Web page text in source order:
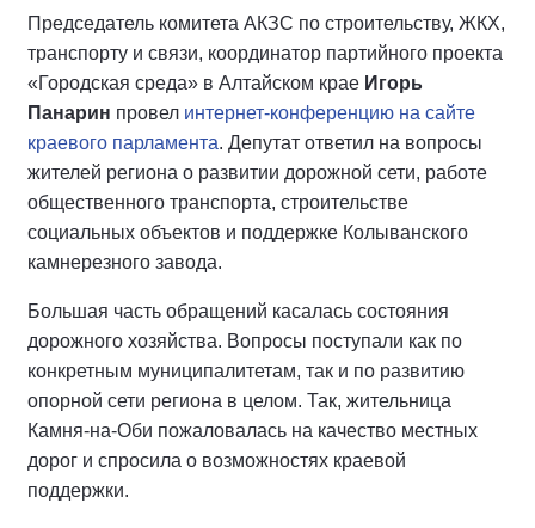
Председатель комитета АКЗС по строительству, ЖКХ,
транспорту и связи, координатор партийного проекта
«Городская среда» в Алтайском крае Игорь
Панарин провел интернет-конференцию на сайте
краевого парламента. Депутат ответил на вопросы
жителей региона о развитии дорожной сети, работе
общественного транспорта, строительстве
социальных объектов и поддержке Колыванского
камнерезного завода.
Большая часть обращений касалась состояния
дорожного хозяйства. Вопросы поступали как по
конкретным муниципалитетам, так и по развитию
опорной сети региона в целом. Так, жительница
Камня-на-Оби пожаловалась на качество местных
дорог и спросила о возможностях краевой
поддержки.